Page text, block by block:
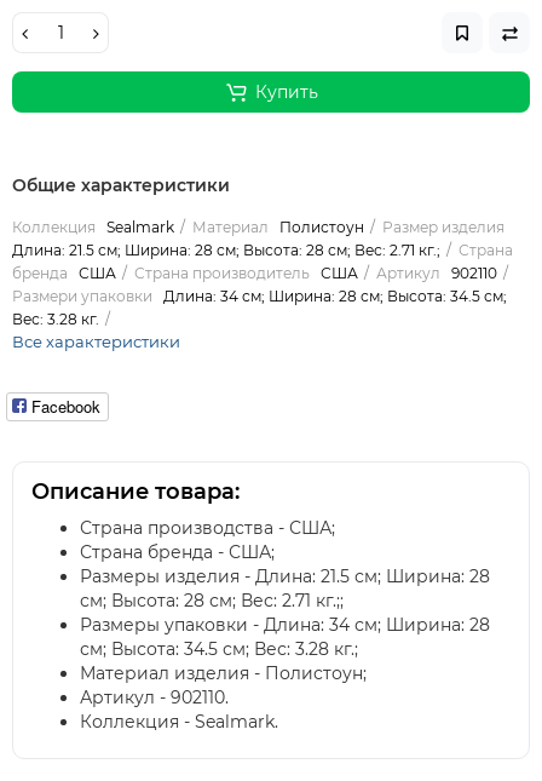
Купить
Общие характеристики
Коллекция Sealmark Материал Полистоун
Размер изделия
Длина: 21.5 см; Ширина: 28 см; Высота: 28 см; Вес: 2.71 кг.;
Страна
бренда
США Страна производитель США Артикул
902110
Размери упаковки
Длина: 34 см; Ширина: 28 см; Высота: 34.5 см;
Вес: 3.28 кг.
Все характеристики
Facebook
Описание товара:
Страна производства - США;
Страна бренда - США;
Размеры изделия - Длина: 21.5 см; Ширина: 28
см; Высота: 28 см; Вес: 2.71 кг.;;
Размеры упаковки - Длина: 34 см; Ширина: 28
см; Высота: 34.5 см; Вес: 3.28 кг.;
Материал изделия - Полистоун;
Артикул - 902110.
Коллекция - Sealmark.